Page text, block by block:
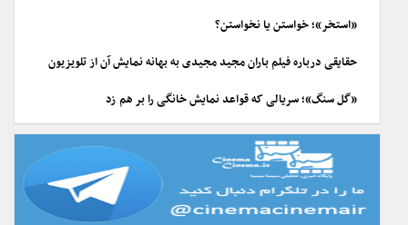
«استخر»؛ خواستن یا نخواستن؟
حقایقی درباره فیلم باران مجید مجیدی به بهانه نمایش آن از تلویزیون
«گل سنگ»؛ سریالی که قواعد نمایش خانگی را بر هم زد